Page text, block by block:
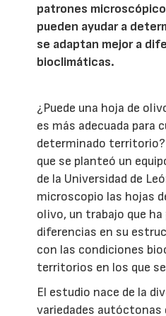
patrones
pueden ayudar a
se adaptan mejor a
bioclimáticas.
¿Puede una hoja de
es más adecuada para
determinado
que se planteó un
de la Universidad de
microscopio las hojas
olivo, un trabajo que
diferencias en su
con las condiciones
territorios en los que
El estudio nace de la
variedades autóctonas